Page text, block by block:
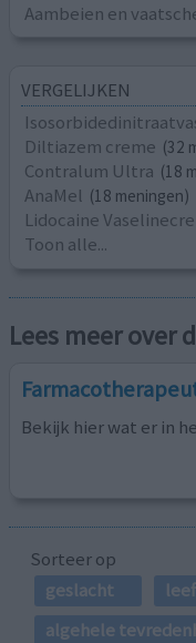
Aambeien en
VERGELIJKEN
Diltiazem creme (32
Contralum Ultra (18
AnaMel (18 meningen)
Lidocaine
Toon alle...
Lees meer over
Bekijk hier wat er in
Sorteer op
geslacht
algehele